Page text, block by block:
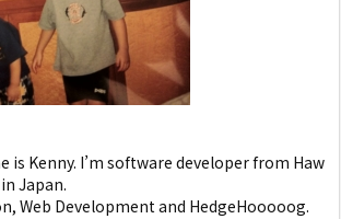
is Kenny. I’m software developer from Haw
Japan.
Web Development and HedgeHooooog.